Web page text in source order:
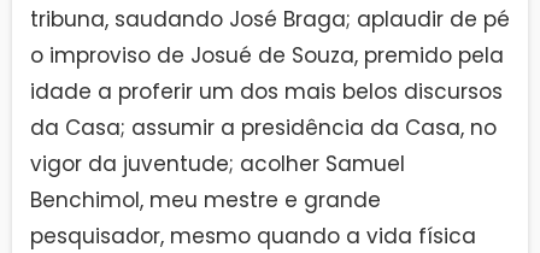
tribuna, saudando José Braga; aplaudir de pé
o improviso de Josué de Souza, premido pela
idade a proferir um dos mais belos discursos
da Casa; assumir a presidência da Casa, no
vigor da juventude; acolher Samuel
Benchimol, meu mestre e grande
pesquisador, mesmo quando a vida física